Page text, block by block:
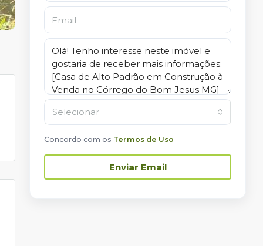
Selecionar
Concordo com os Termos de Uso
Enviar Email